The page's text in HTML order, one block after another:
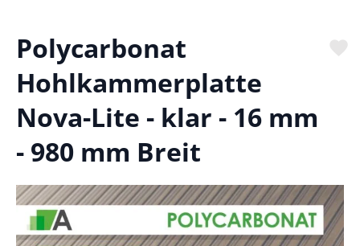
Polycarbonat
Hohlkammerplatte
Nova-Lite - klar - 16 mm
- 980 mm Breit